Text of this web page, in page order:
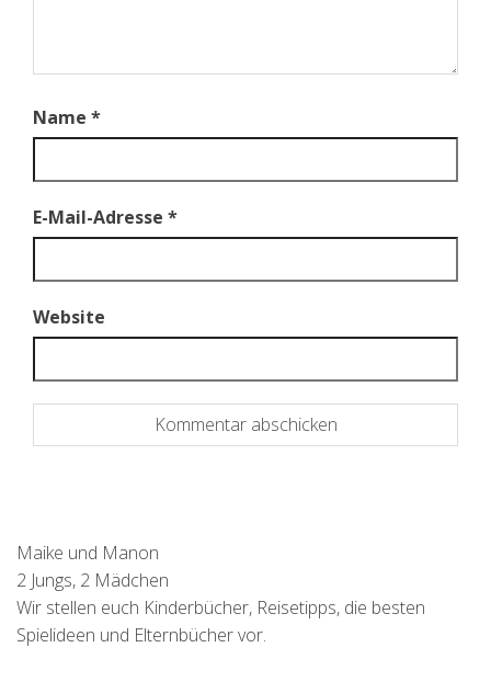
Name *
E-Mail-Adresse *
Website
Maike und Manon
2 Jungs, 2 Mädchen
Wir stellen euch Kinderbücher, Reisetipps, die besten
Spielideen und Elternbücher vor.